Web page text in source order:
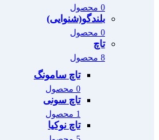
0 محصول
بلندگو(شنوایی)
0 محصول
تاچ
8 محصول
تاچ سامونگ
0 محصول
تاچ سونی
1 محصول
تاچ نوکیا